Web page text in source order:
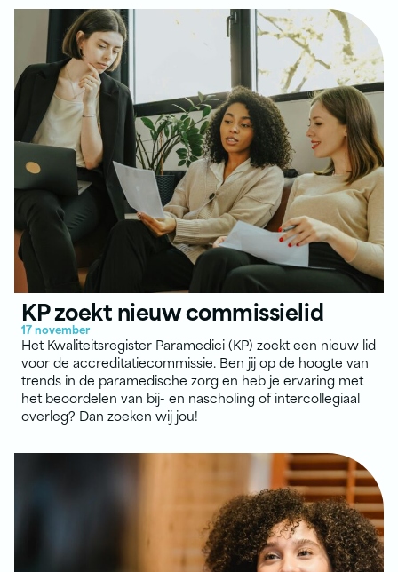
KP zoekt nieuw commissielid
17 november
Het Kwaliteitsregister Paramedici (KP) zoekt een nieuw lid
voor de accreditatiecommissie. Ben jij op de hoogte van
trends in de paramedische zorg en heb je ervaring met
het beoordelen van bij- en nascholing of intercollegiaal
overleg? Dan zoeken wij jou!